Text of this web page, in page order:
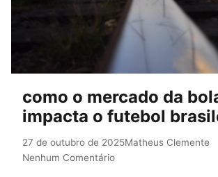
como o mercado da
impacta o futebol
27 de outubro de 2025Matheus Clemente
Nenhum Comentário